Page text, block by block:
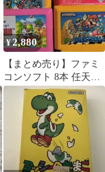
¥2,880
【まとめ売り】ファミ
コンソフト 8本 任天堂
マリオ ドンキーコング
ヨッシー